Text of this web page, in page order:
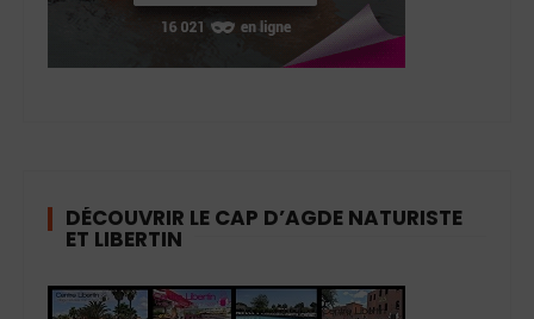
DÉCOUVRIR LE CAP D’AGDE NATURISTE
ET LIBERTIN